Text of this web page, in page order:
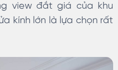
view đắt giá của khu
kính lớn là lựa chọn rất